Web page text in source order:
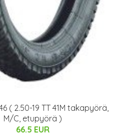
( 2.50-19 TT 41M takapyörä,
M/C, etupyörä )
66.5 EUR